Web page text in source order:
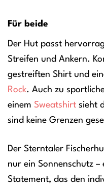
Für beide
Der Hut passt
Streifen und Ankern.
gestreiften Shirt und
Rock. Auch zu
einem Sweatshirt sieht
sind keine Grenzen
Der Sterntaler
nur ein Sonnenschutz –
Statement, das den